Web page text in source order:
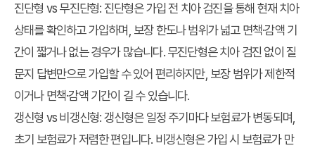
진단형 vs 무진단형: 진단형은 가입 전 치아 검진을 통해 현재 치아
상태를 확인하고 가입하며, 보장 한도나 범위가 넓고 면책·감액 기
간이 짧거나 없는 경우가 많습니다. 무진단형은 치아 검진 없이 질
문지 답변만으로 가입할 수 있어 편리하지만, 보장 범위가 제한적
이거나 면책·감액 기간이 길 수 있습니다.
갱신형 vs 비갱신형: 갱신형은 일정 주기마다 보험료가 변동되며,
초기 보험료가 저렴한 편입니다. 비갱신형은 가입 시 보험료가 만